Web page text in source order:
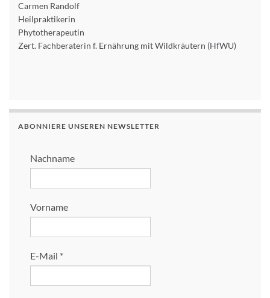
Carmen Randolf
Heilpraktikerin
Phytotherapeutin
Zert. Fachberaterin f. Ernährung mit Wildkräutern (HfWU)
ABONNIERE UNSEREN NEWSLETTER
Nachname
Vorname
E-Mail *